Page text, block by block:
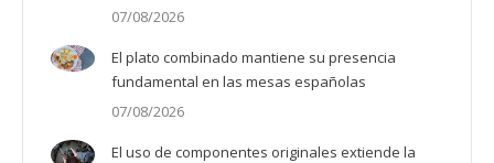
07/08/2026
El plato combinado mantiene su presencia
fundamental en las mesas españolas
07/08/2026
El uso de componentes originales extiende la